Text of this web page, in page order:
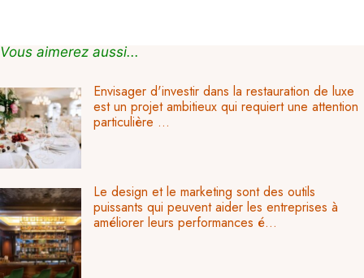
Vous aimerez aussi...
Envisager d'investir dans la restauration de luxe
est un projet ambitieux qui requiert une attention
particulière ...
Le design et le marketing sont des outils
puissants qui peuvent aider les entreprises à
améliorer leurs performances é...